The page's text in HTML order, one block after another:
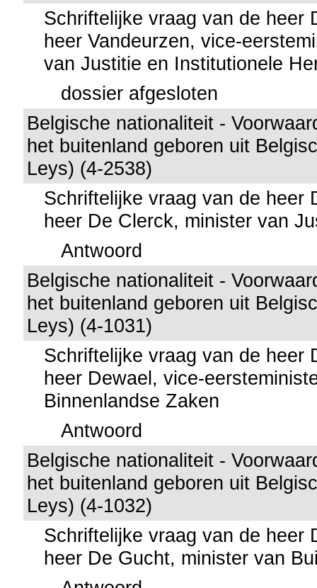
Schriftelijke vraag van de heer
heer Vandeurzen, vice-
van Justitie en Institutionele
dossier afgesloten
Belgische nationaliteit -
het buitenland geboren uit
Leys) (4-2538)
Schriftelijke vraag van de heer
heer De Clerck, minister van
Antwoord
Belgische nationaliteit -
het buitenland geboren uit
Leys) (4-1031)
Schriftelijke vraag van de heer
heer Dewael, vice-
Binnenlandse Zaken
Antwoord
Belgische nationaliteit -
het buitenland geboren uit
Leys) (4-1032)
Schriftelijke vraag van de heer
heer De Gucht, minister van